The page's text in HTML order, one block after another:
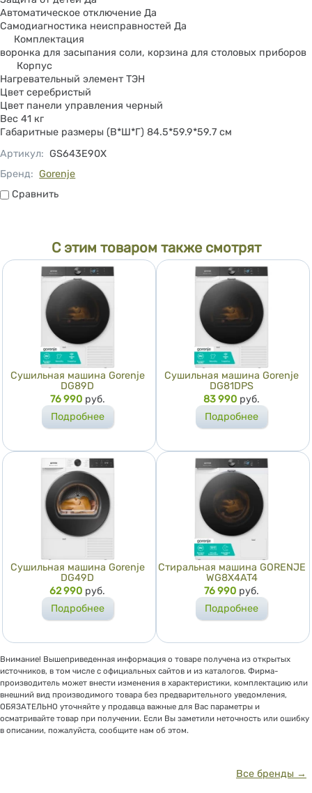
Автоматическое отключение Да
Самодиагностика неисправностей Да
Комплектация
воронка для засыпания соли, корзина для столовых приборов
Корпус
Нагревательный элемент ТЭН
Цвет серебристый
Цвет панели управления черный
Вес 41 кг
Габаритные размеры (В*Ш*Г) 84.5*59.9*59.7 см
Артикул: GS643E90X
Бренд: Gorenje
СравнитьСравнить
С этим товаром также смотрят
Сушильная машина Gorenje
DG89D
Цена
76 990 руб.
Подробнее
Сушильная машина Gorenje
DG81DPS
Цена
83 990 руб.
Подробнее
Сушильная машина Gorenje
DG49D
Цена
62 990 руб.
Подробнее
Стиральная машина GORENJE
WG8X4AT4
Цена
76 990 руб.
Подробнее
Внимание! Вышеприведенная информация о товаре получена из открытых
источников, в том числе с официальных сайтов и из каталогов. Фирма-
производитель может внести изменения в характеристики, комплектацию или
внешний вид производимого товара без предварительного уведомления,
ОБЯЗАТЕЛЬНО уточняйте у продавца важные для Вас параметры и
осматривайте товар при получении. Если Вы заметили неточность или ошибку
в описании, пожалуйста, сообщите нам об этом.
Все бренды →